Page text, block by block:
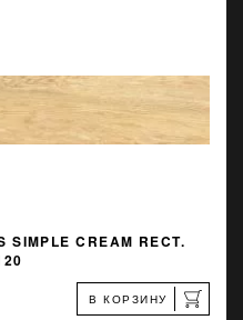
CREAM RECT.
В КОРЗИНУ